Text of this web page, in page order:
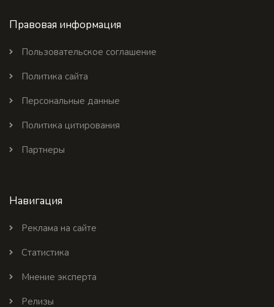
Правовая информация
Пользовательское соглашение
Политика сайта
Персональные данные
Политика цитирования
Партнеры
Навигация
Реклама на сайте
Статистика
Мнение эксперта
Релизы